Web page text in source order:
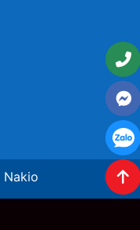
Nakio